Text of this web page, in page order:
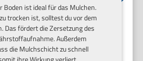
Boden ist ideal für das Mulchen.
trocken ist, solltest du vor dem
Das fördert die Zersetzung des
Außerdem
die Mulchschicht zu schnell